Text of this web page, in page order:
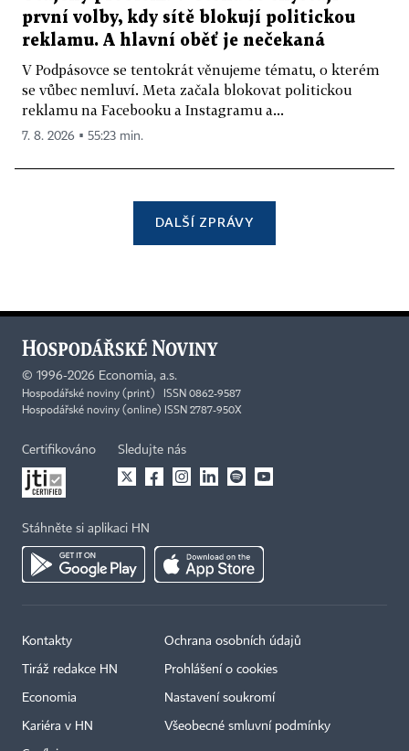
první volby, kdy sítě blokují politickou
reklamu. A hlavní oběť je nečekaná
V Podpásovce se tentokrát věnujeme tématu, o kterém
se vůbec nemluví. Meta začala blokovat politickou
reklamu na Facebooku a Instagramu a...
7. 8. 2026 ▪ 55:23 min.
DALŠÍ ZPRÁVY
© 1996-2026 Economia, a.s.
Hospodářské noviny (print) ISSN 0862-9587
Hospodářské noviny (online) ISSN 2787-950X
Certifikováno Sledujte nás
Stáhněte si aplikaci HN
Kontakty
Tiráž redakce HN
Economia
Kariéra v HN
Ochrana osobních údajů
Prohlášení o cookies
Nastavení soukromí
Všeobecné smluvní podmínky